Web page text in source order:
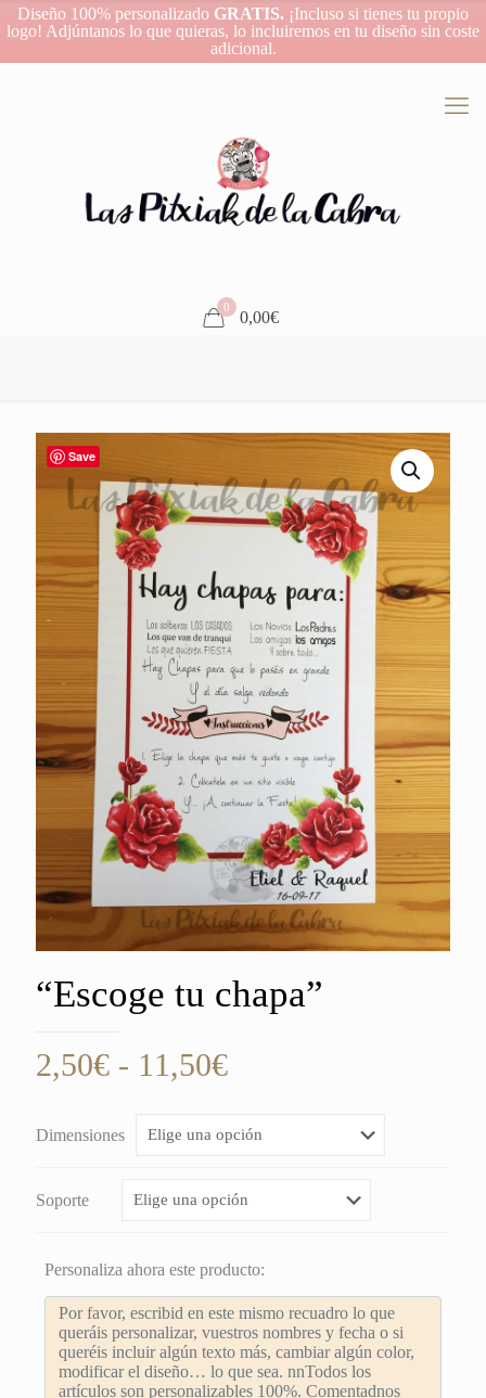
Diseño 100% personalizado GRATIS. ¡Incluso si tienes tu propio
logo! Adjúntanos lo que quieras, lo incluiremos en tu diseño sin coste
adicional.
0
0,00€
Save
“Escoge tu chapa”
2,50€ - 11,50€Rango
precios:
2,50€
11,50€
Dimensiones
Soporte
Personaliza ahora este producto: